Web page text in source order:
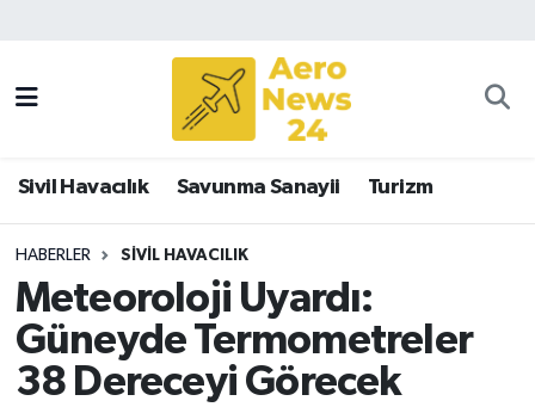
Sivil Havacılık Savunma Sanayii Turizm
HABERLER SIVIL HAVACILIK
Meteoroloji Uyardı:
Güneyde Termometreler
38 Dereceyi Görecek